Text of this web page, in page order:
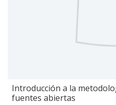
Introducción a la
fuentes abiertas